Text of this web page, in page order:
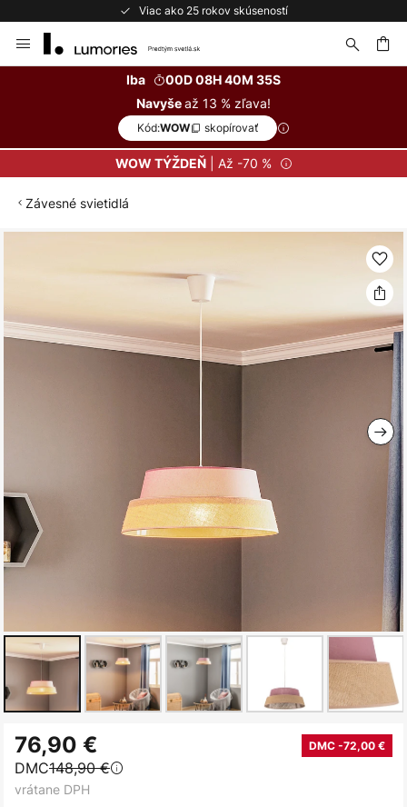
Bezplatné vrátenie do
to
Iba
00D 08H 40M 34S
Navyšeaž 13 % zľava!
Kód:WOW skopírovať
WOW TÝŽDEŇ| Až -70 %
Závesné svietidlá
obrázkov
na
začiatok
galérie
76,90 € DMC -72,00 €
DMC148,90 €
vrátane DPH